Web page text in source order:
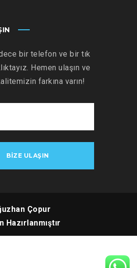
bir telefon ve bir tık
Hemen ulaşın ve
farkına varın!
Çopur
Hazırlanmıştır